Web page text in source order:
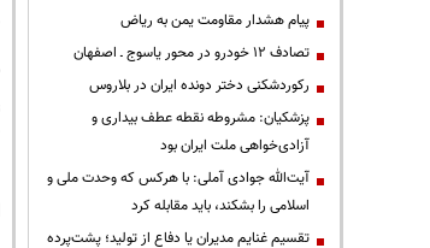
پیام هشدار مقاومت یمن به ریاض
تصادف ۱۲ خودرو در محور یاسوج ـ اصفهان
رکوردشکنی دختر دونده ایران در بلاروس
پزشکیان: مشروطه نقطه عطف بیداری و
آزادی‌خواهی ملت ایران بود
آیت‌الله جوادی آملی: با هرکس که وحدت ملی و
اسلامی را بشکند، باید مقابله کرد
تقسیم غنایم مدیران یا دفاع از تولید؛ پشت‌پرده